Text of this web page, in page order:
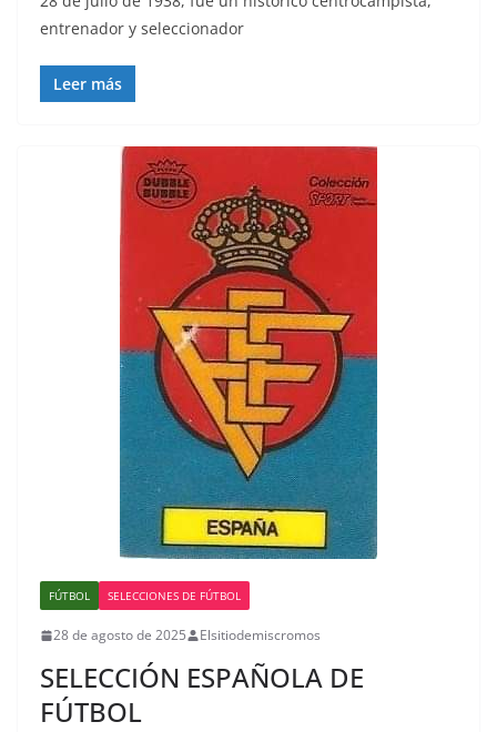
entrenador y seleccionador
Leer más
FÚTBOL SELECCIONES DE FÚTBOL
28 de agosto de 2025 Elsitiodemiscromos
SELECCIÓN ESPAÑOLA DE
FÚTBOL